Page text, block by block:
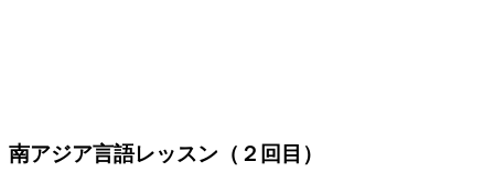
南アジア言語レッスン（２回目）